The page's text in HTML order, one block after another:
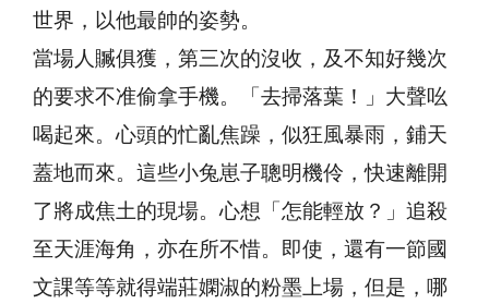
世界，以他最帥的姿勢。
當場人贓俱獲，第三次的沒收，及不知好幾次
的要求不准偷拿手機。「去掃落葉！」大聲吆
喝起來。心頭的忙亂焦躁，似狂風暴雨，鋪天
蓋地而來。這些小兔崽子聰明機伶，快速離開
了將成焦土的現場。心想「怎能輕放？」追殺
至天涯海角，亦在所不惜。即使，還有一節國
文課等等就得端莊嫻淑的粉墨上場，但是，哪